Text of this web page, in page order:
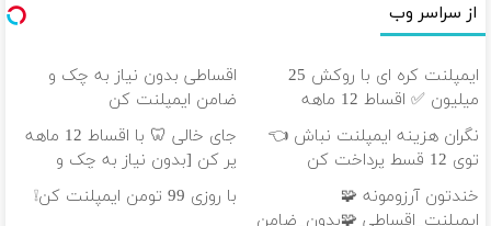
از سراسر وب
ایمپلنت کره ای با روکش 25
میلیون ✅ اقساط 12 ماهه
اقساطی بدون نیاز به چک و
ضامن ایمپلنت کن
نگران هزینه ایمپلنت نباش 👈
توی 12 قسط پرداخت کن
جای خالی 🦷 با اقساط 12 ماهه
پر کن [بدون نیاز به چک و
ضامن]
خندتون آرزومونه 🧩
ایمپلنت_اقساطی 🧩بدون_ضامن
با روزی 99 تومن ایمپلنت کن❕